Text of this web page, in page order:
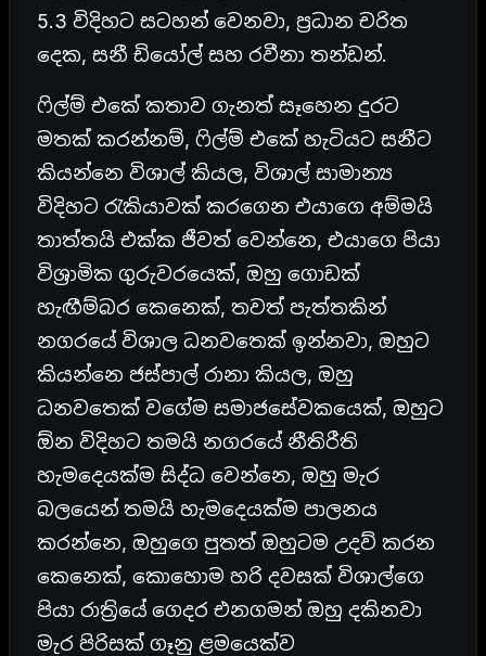
5.3 විදිහට සටහන් වෙනවා, ප්‍රධාන චරිත
දෙක, සනී ඩියෝල් සහ රවීනා තන්ඩන්.
ෆිල්ම් එකේ කතාව ගැනත් සෑහෙන දුරට
මතක් කරන්නම්, ෆිල්ම් එකේ හැටියට සනීට
කියන්නෙ විශාල් කියල, විශාල් සාමාන්‍ය
විදිහට රැකියාවක් කරගෙන එයාගෙ අම්මයි
තාත්තයි එක්ක ජීවත් වෙන්නෙ, එයාගෙ පියා
විශ්‍රාමික ගුරුවරයෙක්, ඔහු ගොඩක්
හැඟීම්බර කෙනෙක්, තවත් පැත්තකින්
නගරයේ විශාල ධනවතෙක් ඉන්නවා, ඔහුට
කියන්නෙ ජස්පාල් රානා කියල, ඔහු
ධනවතෙක් වගේම සමාජසේවකයෙක්, ඔහුට
ඕන විදිහට තමයි නගරයේ නීතිරීති
හැමදෙයක්ම සිද්ධ වෙන්නෙ, ඔහු මැර
බලයෙන් තමයි හැමදෙයක්ම පාලනය
කරන්නෙ, ඔහුගෙ පුතත් ඔහුටම උදව් කරන
කෙනෙක්, කොහොම හරි දවසක් විශාල්ගෙ
පියා රාත්‍රියේ ගෙදර එනගමන් ඔහු දකිනවා
මැර පිරිසක් ගෑනු ළමයෙක්ව